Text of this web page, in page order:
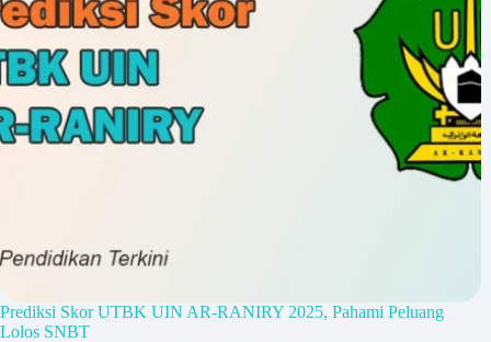
Prediksi Skor UTBK UIN AR-RANIRY 2025, Pahami Peluang
Lolos SNBT